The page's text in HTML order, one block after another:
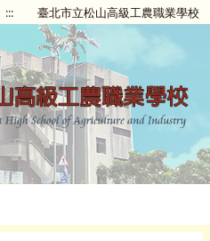
::: 臺北市立松山高級工農職業學校